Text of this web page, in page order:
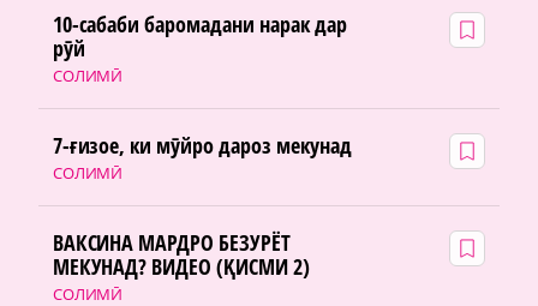
СОЛИМӢ
10-сабаби баромадани нарак дар
рӯй
СОЛИМӢ
7-ғизое, ки мӯйро дароз мекунад
СОЛИМӢ
ВАКСИНА МАРДРО БЕЗУРЁТ
МЕКУНАД? ВИДЕО (ҚИСМИ 2)